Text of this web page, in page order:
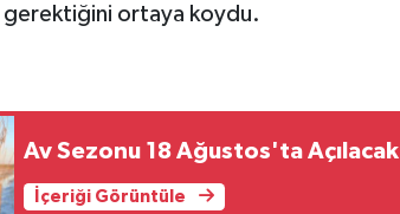
gerektiğini ortaya koydu.
Av Sezonu 18 Ağustos'ta Açılacak
İçeriği Görüntüle